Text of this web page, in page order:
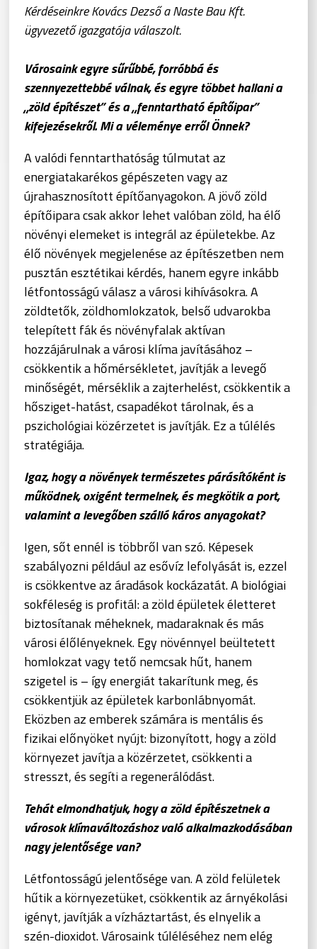
Kérdéseinkre Kovács Dezső a Naste Bau Kft.
ügyvezető igazgatója válaszolt.
Városaink egyre sűrűbbé, forróbbá és
szennyezettebbé válnak, és egyre többet hallani a
„zöld építészet” és a „fenntartható építőipar”
kifejezésekről. Mi a véleménye erről Önnek?
A valódi fenntarthatóság túlmutat az
energiatakarékos gépészeten vagy az
újrahasznosított építőanyagokon. A jövő zöld
építőipara csak akkor lehet valóban zöld, ha élő
növényi elemeket is integrál az épületekbe. Az
élő növények megjelenése az építészetben nem
pusztán esztétikai kérdés, hanem egyre inkább
létfontosságú válasz a városi kihívásokra. A
zöldtetők, zöldhomlokzatok, belső udvarokba
telepített fák és növényfalak aktívan
hozzájárulnak a városi klíma javításához –
csökkentik a hőmérsékletet, javítják a levegő
minőségét, mérséklik a zajterhelést, csökkentik a
hősziget-hatást, csapadékot tárolnak, és a
pszichológiai közérzetet is javítják. Ez a túlélés
stratégiája.
Igaz, hogy a növények természetes párásítóként is
működnek, oxigént termelnek, és megkötik a port,
valamint a levegőben szálló káros anyagokat?
Igen, sőt ennél is többről van szó. Képesek
szabályozni például az esővíz lefolyását is, ezzel
is csökkentve az áradások kockázatát. A biológiai
sokféleség is profitál: a zöld épületek életteret
biztosítanak méheknek, madaraknak és más
városi élőlényeknek. Egy növénnyel beültetett
homlokzat vagy tető nemcsak hűt, hanem
szigetel is – így energiát takarítunk meg, és
csökkentjük az épületek karbonlábnyomát.
Eközben az emberek számára is mentális és
fizikai előnyöket nyújt: bizonyított, hogy a zöld
környezet javítja a közérzetet, csökkenti a
stresszt, és segíti a regenerálódást.
Tehát elmondhatjuk, hogy a zöld építészetnek a
városok klímaváltozáshoz való alkalmazkodásában
nagy jelentősége van?
Létfontosságú jelentősége van. A zöld felületek
hűtik a környezetüket, csökkentik az árnyékolási
igényt, javítják a vízháztartást, és elnyelik a
szén-dioxidot. Városaink túléléséhez nem elég